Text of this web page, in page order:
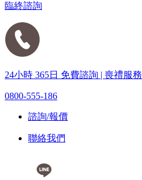
臨終諮詢
24小時 365日 免費諮詢 | 喪禮服務
0800-555-186
諮詢/報價
聯絡我們